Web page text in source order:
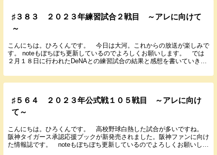
♯３８３ ２０２３年練習試合２戦目 ～アレに向けて
～
こんにちは。ひろくんです。 今日は大河。これからの放送が楽しみで
す。 noteもぼちぼち更新しているのでよろしくお願いします。 では
２月１８日に行われたDeNAとの練習試合の結果と感想を書いていきま
♯５６４ ２０２３年公式戦１０５戦目 ～アレに向け
て～
こんにちは。ひろくんです。 高校野球白熱した試合が多いですね。
阪神タイガース承認応援ブックが新発売されました。阪神ファンに向け
た情報誌です。 noteもぼちぼち更新しているのでよろしくお願いしま